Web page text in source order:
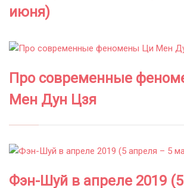
июня)
Про современные
Мен Дун Цзя
Фэн-Шуй в апреле 2019